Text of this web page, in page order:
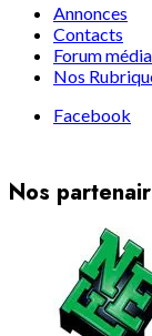
Annonces
Contacts
Forum
Nos
Facebook
Nos